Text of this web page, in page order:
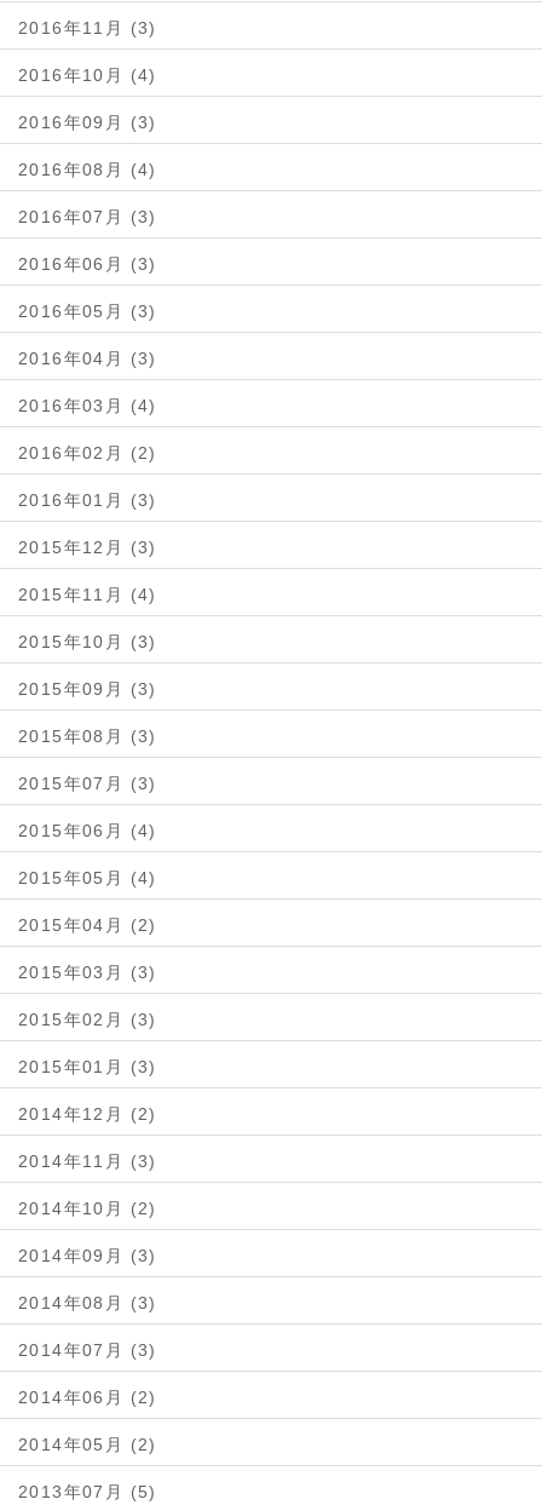
2016年11月 (3)
2016年10月 (4)
2016年09月 (3)
2016年08月 (4)
2016年07月 (3)
2016年06月 (3)
2016年05月 (3)
2016年04月 (3)
2016年03月 (4)
2016年02月 (2)
2016年01月 (3)
2015年12月 (3)
2015年11月 (4)
2015年10月 (3)
2015年09月 (3)
2015年08月 (3)
2015年07月 (3)
2015年06月 (4)
2015年05月 (4)
2015年04月 (2)
2015年03月 (3)
2015年02月 (3)
2015年01月 (3)
2014年12月 (2)
2014年11月 (3)
2014年10月 (2)
2014年09月 (3)
2014年08月 (3)
2014年07月 (3)
2014年06月 (2)
2014年05月 (2)
2013年07月 (5)